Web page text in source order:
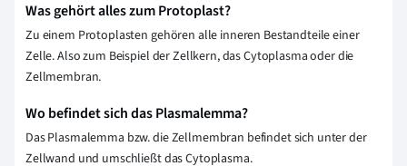
Was gehört alles zum Protoplast?
Zu einem Protoplasten gehören alle inneren Bestandteile einer
Zelle. Also zum Beispiel der Zellkern, das Cytoplasma oder die
Zellmembran.
Wo befindet sich das Plasmalemma?
Das Plasmalemma bzw. die Zellmembran befindet sich unter der
Zellwand und umschließt das Cytoplasma.